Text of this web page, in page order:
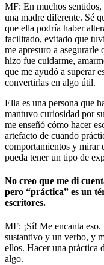
MF: En muchos
una madre diferente. Sé
que ella podría haber
facilitado, evitado que
me apresuro a asegurarle
hizo fue cuidarme,
que me ayudó a superar
convertirlas en algo útil.
Ella es una persona que
mantuvo curiosidad por
me enseñó cómo hacer
artefacto de cuando
comportamientos y mirar
pueda tener un tipo de
No creo que me di
pero “práctica” es un
escritores.
MF: ¡Sí! Me encanta eso.
sustantivo y un verbo, y
ellos. Hacer una práctica
algo.